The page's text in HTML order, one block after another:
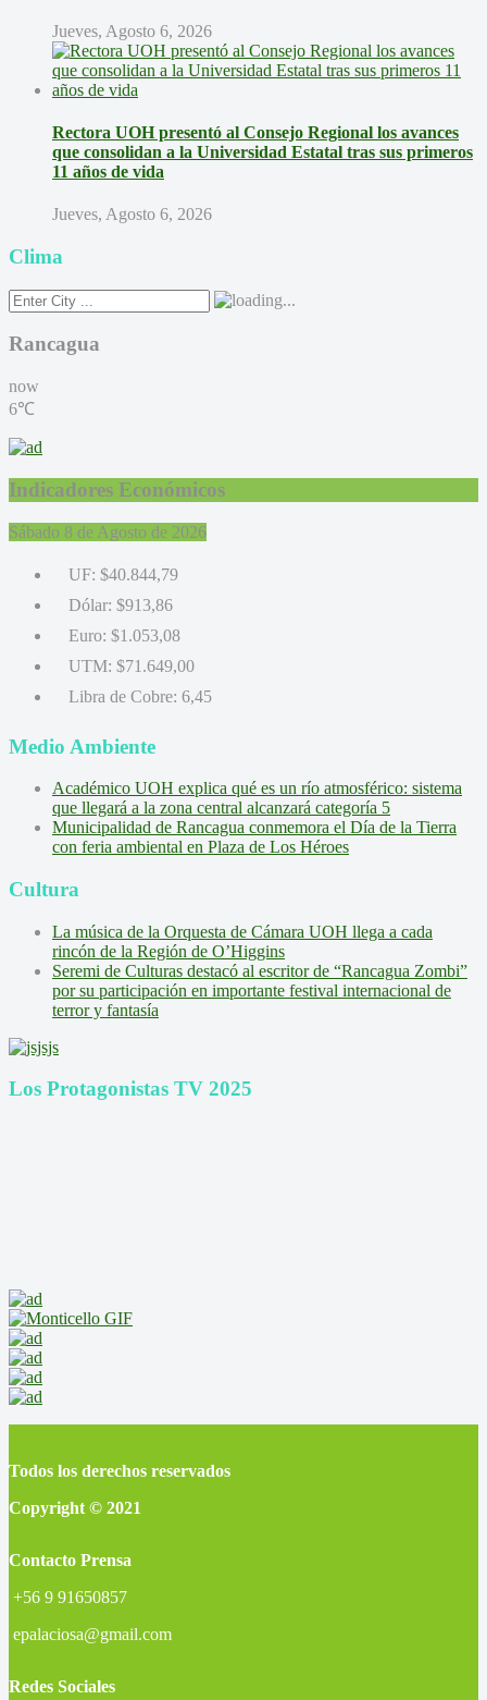
Jueves, Agosto 6, 2026
Rectora UOH presentó al Consejo Regional los avances
que consolidan a la Universidad Estatal tras sus primeros
11 años de vida
Jueves, Agosto 6, 2026
Clima
Rancagua
now
6℃
Indicadores Económicos
Sábado 8 de Agosto de 2026
UF: $40.844,79
Dólar: $913,86
Euro: $1.053,08
UTM: $71.649,00
Libra de Cobre: 6,45
Medio Ambiente
Académico UOH explica qué es un río atmosférico: sistema
que llegará a la zona central alcanzará categoría 5
Municipalidad de Rancagua conmemora el Día de la Tierra
con feria ambiental en Plaza de Los Héroes
Cultura
La música de la Orquesta de Cámara UOH llega a cada
rincón de la Región de O’Higgins
Seremi de Culturas destacó al escritor de “Rancagua Zombi”
por su participación en importante festival internacional de
terror y fantasía
Los Protagonistas TV 2025
Todos los derechos reservados
Copyright © 2021
Contacto Prensa
+56 9 91650857
epalaciosa@gmail.com
Redes Sociales